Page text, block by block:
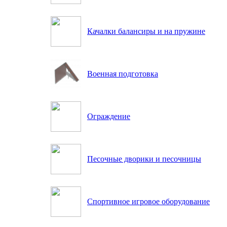
Качалки балансиры и на пружине
Военная подготовка
Ограждение
Песочные дворики и песочницы
Спортивное игровое оборудование